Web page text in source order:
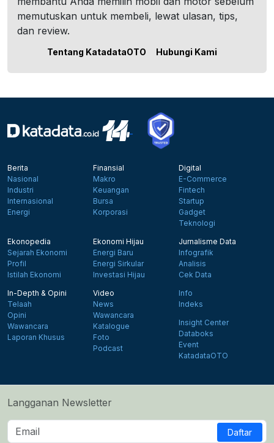
memutuskan untuk membeli, lewat ulasan, tips,
dan review.
Tentang KatadataOTO Hubungi Kami
Berita
Nasional
Industri
Internasional
Energi
Finansial
Makro
Keuangan
Bursa
Korporasi
Digital
E-Commerce
Fintech
Startup
Gadget
Teknologi
Ekonopedia
Sejarah Ekonomi
Profil
Istilah Ekonomi
Ekonomi Hijau
Energi Baru
Energi Sirkular
Investasi Hijau
Jurnalisme Data
Infografik
Analisis
Cek Data
In-Depth & Opini
Telaah
Opini
Wawancara
Laporan Khusus
Video
News
Wawancara
Katalogue
Foto
Podcast
Info
Indeks
Insight Center
Databoks
Event
KatadataOTO
Langganan Newsletter
Daftar